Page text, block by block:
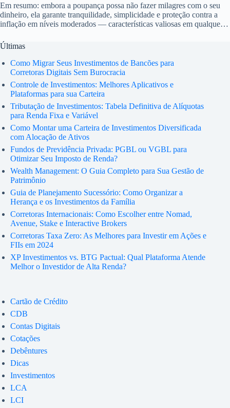
Em resumo: embora a poupança possa não fazer milagres com o seu
dinheiro, ela garante tranquilidade, simplicidade e proteção contra a
inflação em níveis moderados — características valiosas em qualquer
Últimas
Como Migrar Seus Investimentos de Bancões para
Corretoras Digitais Sem Burocracia
Controle de Investimentos: Melhores Aplicativos e
Plataformas para sua Carteira
Tributação de Investimentos: Tabela Definitiva de Alíquotas
para Renda Fixa e Variável
Como Montar uma Carteira de Investimentos Diversificada
com Alocação de Ativos
Fundos de Previdência Privada: PGBL ou VGBL para
Otimizar Seu Imposto de Renda?
Wealth Management: O Guia Completo para Sua Gestão de
Patrimônio
Guia de Planejamento Sucessório: Como Organizar a
Herança e os Investimentos da Família
Corretoras Internacionais: Como Escolher entre Nomad,
Avenue, Stake e Interactive Brokers
Corretoras Taxa Zero: As Melhores para Investir em Ações e
FIIs em 2024
XP Investimentos vs. BTG Pactual: Qual Plataforma Atende
Melhor o Investidor de Alta Renda?
Cartão de Crédito
CDB
Contas Digitais
Cotações
Debêntures
Dicas
Investimentos
LCA
LCI